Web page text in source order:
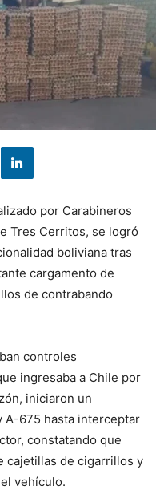
por Carabineros
Tres Cerritos, se logró
boliviana tras
cargamento de
de contrabando
controles
ingresaba a Chile por
iniciaron un
A-675 hasta interceptar
constatando que
cajetillas de cigarrillos y
vehículo.